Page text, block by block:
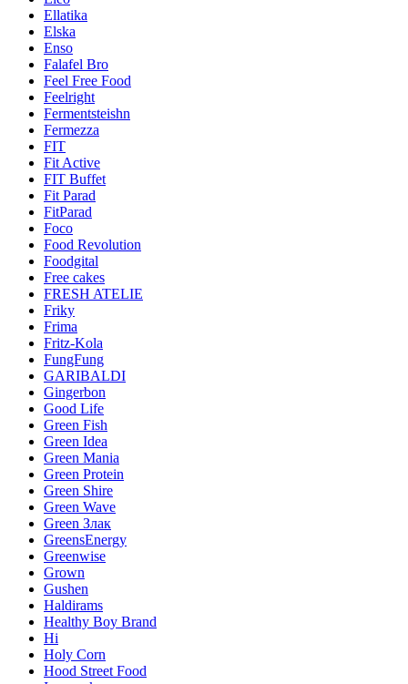
Ellatika
Elska
Enso
Falafel Bro
Feel Free Food
Feelright
Fermentsteishn
Fermezza
FIT
Fit Active
FIT Buffet
Fit Parad
FitParad
Foco
Food Revolution
Foodgital
Free cakes
FRESH ATELIE
Friky
Frima
Fritz-Kola
FungFung
GARIBALDI
Gingerbon
Good Life
Green Fish
Green Idea
Green Mania
Green Protein
Green Shire
Green Wave
Green Злак
GreensEnergy
Greenwise
Grown
Gushen
Haldirams
Healthy Boy Brand
Hi
Holy Corn
Hood Street Food